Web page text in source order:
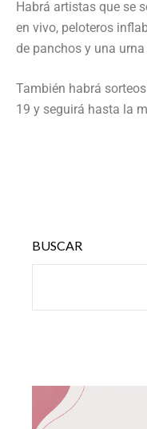
Habrá artistas que se
en vivo, peloteros
de panchos y una
También habrá
19 y seguirá hasta la
BUSCAR